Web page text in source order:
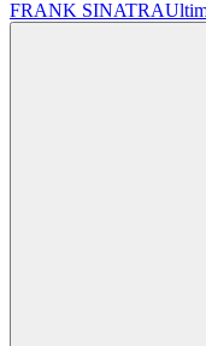
FRANK SINATRA